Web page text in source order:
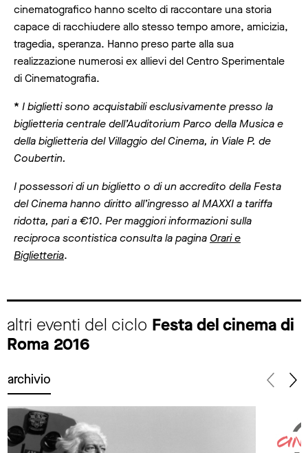
cinematografico hanno scelto di raccontare una storia
capace di racchiudere allo stesso tempo amore, amicizia,
tragedia, speranza. Hanno preso parte alla sua
realizzazione numerosi ex allievi del Centro Sperimentale
di Cinematografia.
* I biglietti sono acquistabili esclusivamente presso la
biglietteria centrale dell’Auditorium Parco della Musica e
della biglietteria del Villaggio del Cinema, in Viale P. de
Coubertin.
I possessori di un biglietto o di un accredito della Festa
del Cinema hanno diritto all’ingresso al MAXXI a tariffa
ridotta, pari a €10. Per maggiori informazioni sulla
reciproca scontistica consulta la pagina Orari e
Biglietteria.
altri eventi del ciclo Festa del cinema di
Roma 2016
archivio